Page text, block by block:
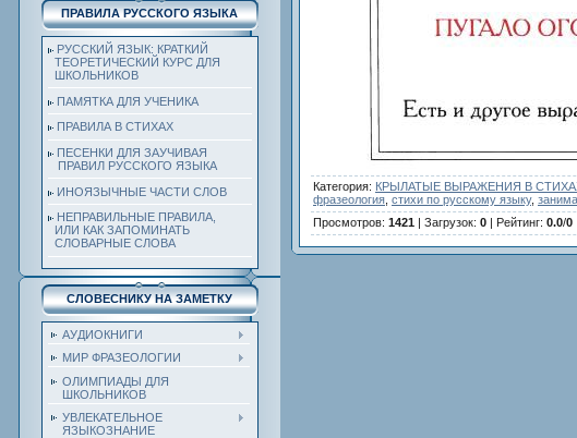
ПРАВИЛА РУССКОГО ЯЗЫКА
РУССКИЙ ЯЗЫК: КРАТКИЙ
ТЕОРЕТИЧЕСКИЙ КУРС ДЛЯ
ШКОЛЬНИКОВ
ПАМЯТКА ДЛЯ УЧЕНИКА
ПРАВИЛА В СТИХАХ
ПЕСЕНКИ ДЛЯ ЗАУЧИВАЯ
ПРАВИЛ РУССКОГО ЯЗЫКА
ИНОЯЗЫЧНЫЕ ЧАСТИ СЛОВ
НЕПРАВИЛЬНЫЕ ПРАВИЛА,
ИЛИ КАК ЗАПОМИНАТЬ
СЛОВАРНЫЕ СЛОВА
СЛОВЕСНИКУ НА ЗАМЕТКУ
АУДИОКНИГИ
МИР ФРАЗЕОЛОГИИ
ОЛИМПИАДЫ ДЛЯ
ШКОЛЬНИКОВ
УВЛЕКАТЕЛЬНОЕ
ЯЗЫКОЗНАНИЕ
Категория: КРЫЛАТЫЕ ВЫРАЖЕНИЯ В
фразеология стихи по русскому языку,
Просмотров: 1421 | Загрузок: 0 | Рейтинг: 0.0/0